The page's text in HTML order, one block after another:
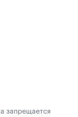
запрещается